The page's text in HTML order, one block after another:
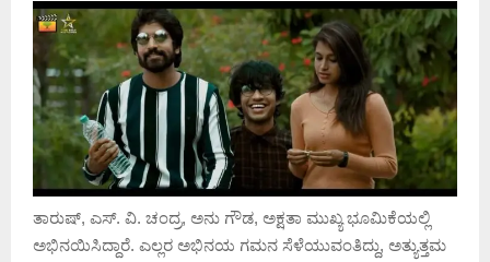
ತಾರುಷ್, ಎಸ್. ವಿ. ಚಂದ್ರ, ಅನು ಗೌಡ, ಅಕ್ಷತಾ ಮುಖ್ಯ ಭೂಮಿಕೆಯಲ್ಲಿ
ಅಭಿನಯಿಸಿದ್ದಾರೆ. ಎಲ್ಲರ ಅಭಿನಯ ಗಮನ ಸೆಳೆಯುವಂತಿದ್ದು, ಅತ್ಯುತ್ತಮ